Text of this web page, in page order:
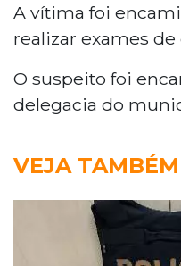
A vítima foi
realizar exames
O suspeito foi
delegacia do
VEJA TAMBÉM